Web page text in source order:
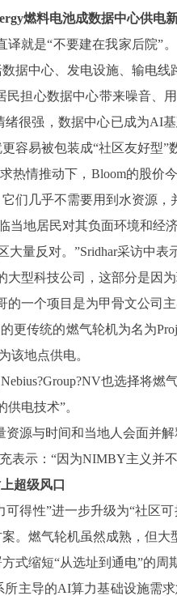
燃料电池成数据中心供电
译就是“不要建在我家后院
据中心、发电设施、输电线
担心数据中心带来噪音、
很强，数据中心已成为AI
容易被包装成“社区友好型”
热情推动下，Bloom的股价
们几乎不需要用到水资源，
当地居民对其负面环境和
量反对。”Sridhar采访中表
型科技公司，这部分是因为
一个项目是为甲骨文公司
更传统的燃气轮机为名为
该地点供电。
也选择将
电技术”。
资源与时间和当地人会面并
表示：“因为NIMBY主义并
超级风口
得性”进一步升级为“社区
。燃气轮机虽然成熟，但
式缩短“从选址到通电”的周
主导的AI算力基础设施需